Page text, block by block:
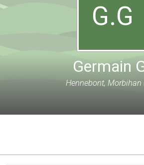
G.G
Germain
Hennebont, Morbihan